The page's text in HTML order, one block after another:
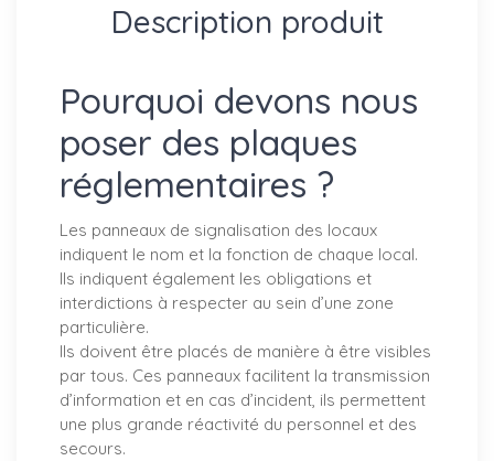
Description produit
Pourquoi devons nous
poser des plaques
réglementaires ?
Les panneaux de signalisation des locaux
indiquent le nom et la fonction de chaque local.
Ils indiquent également les obligations et
interdictions à respecter au sein d’une zone
particulière.
Ils doivent être placés de manière à être visibles
par tous. Ces panneaux facilitent la transmission
d’information et en cas d’incident, ils permettent
une plus grande réactivité du personnel et des
secours.